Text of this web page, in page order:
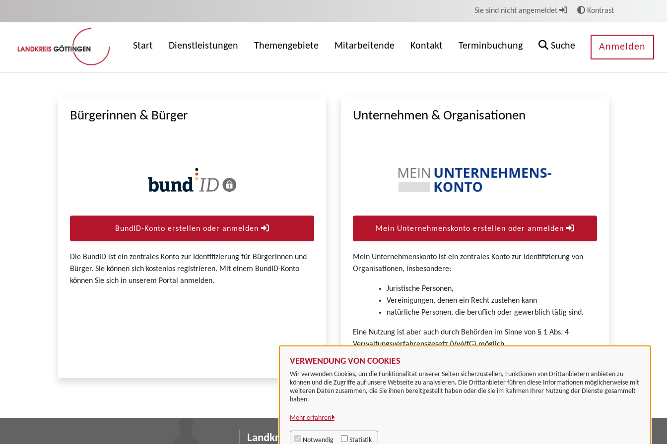
VERWENDUNG VON COOKIES
Wir verwenden Cookies, um die Funktionalität unserer Seiten sicherzustellen, Funktionen von Drittanbietern anbieten zu
können und die Zugriffe auf unsere Webseite zu analysieren. Die Drittanbieter führen diese Informationen möglicherweise mit
weiteren Daten zusammen, die Sie ihnen bereitgestellt haben oder die sie im Rahmen Ihrer Nutzung der Dienste gesammelt
haben.
Mehr erfahren
Notwendig Statistik
Sie sind nicht angemeldet Kontrast
Start Dienstleistungen Themengebiete Mitarbeitende Kontakt Terminbuchung Suche Anmelden
Bürgerinnen & Bürger
BundID-Konto erstellen oder anmelden
Die BundID ist ein zentrales Konto zur Identifizierung für Bürgerinnen und
Bürger. Sie können sich kostenlos registrieren. Mit einem BundID-Konto
können Sie sich in unserem Portal anmelden.
Unternehmen & Organisationen
Mein Unternehmenskonto erstellen oder anmelden
Mein Unternehmenskonto ist ein zentrales Konto zur Identifizierung von
Organisationen, insbesondere:
Juristische Personen,
Vereinigungen, denen ein Recht zustehen kann
natürliche Personen, die beruflich oder gewerblich tätig sind.
Eine Nutzung ist aber auch durch Behörden im Sinne von § 1 Abs. 4
Verwaltungsverfahrensgesetz (VwVfG) möglich.
Landkreis Göttingen